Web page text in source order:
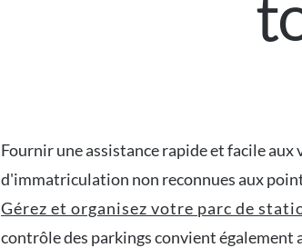
Fournir une assistance rapide et facile
d'immatriculation non reconnues aux
Gérez et organisez votre parc de
contrôle des parkings convient